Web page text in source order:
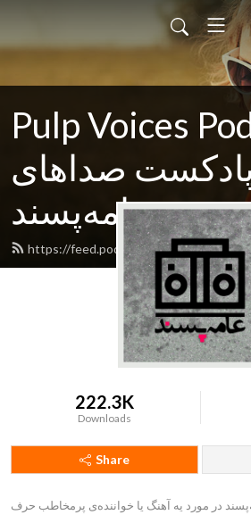
Pulp Voices
پادکست صداهای
عامه‌پسند
https://feed.podbean.com/pulpvoices/
222.3K
Downloads
Share
در مورد یه آهنگ یا خواننده‌ی پرمخاطب حرف